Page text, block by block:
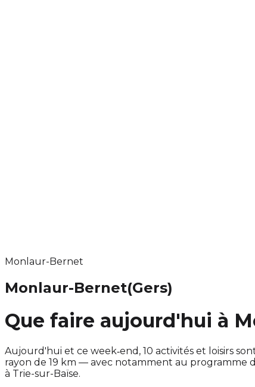
Monlaur-Bernet
Monlaur-Bernet(Gers)
Que faire aujourd'hui à
Aujourd'hui et ce week‑end, 10 activités et loisirs
rayon de 19 km — avec notamment au programme
à Trie-sur-Baïse.